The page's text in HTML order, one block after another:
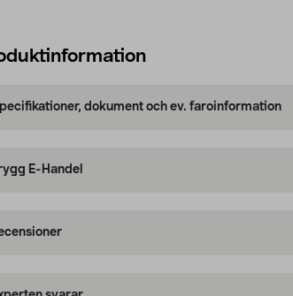
dokument och ev. faroinformation
E-Handel